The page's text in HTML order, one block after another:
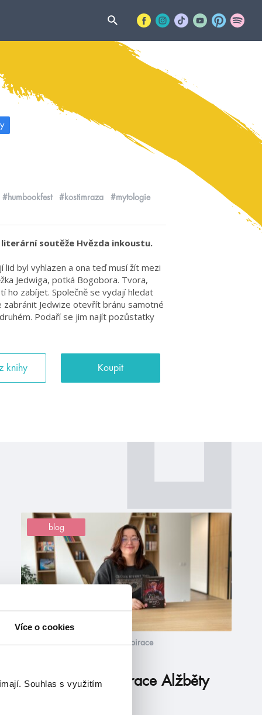
Více o cookies
Souhlas s využitím
#humbookfest #kostimraza
#mytologie
soutěže Hvězda inkoustu.
lid byl vyhlazen a ona teď musí žít mezi
Jedwiga, potká Bogobora. Tvora,
ho zabíjet. Společně se vydají hledat
Jedwize otevřít bránu samotné
Podaří se jim najít pozůstatky
knihy Koupit
blog
#autorskáinspirace
3x autorská inspirace Alžběty